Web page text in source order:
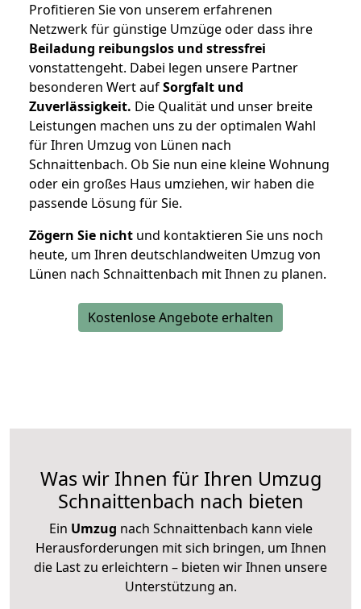
Profitieren Sie von unserem erfahrenen
Netzwerk für günstige Umzüge oder dass ihre
Beiladung reibungslos und stressfrei
vonstattengeht. Dabei legen unsere Partner
besonderen Wert aufSorgfalt und
Zuverlässigkeit. Die Qualität und unser breite
Leistungen machen uns zu der optimalen Wahl
für Ihren Umzug von Lünen nach
Schnaittenbach. Ob Sie nun eine kleine Wohnung
oder ein großes Haus umziehen, wir haben die
passende Lösung für Sie.
Zögern Sie nicht und kontaktieren Sie uns noch
heute, um Ihren deutschlandweiten Umzug von
Lünen nach Schnaittenbach mit Ihnen zu planen.
Kostenlose Angebote erhalten
Was wir Ihnen für Ihren Umzug
Schnaittenbach nach bieten
Ein Umzug nach Schnaittenbach kann viele
Herausforderungen mit sich bringen, um Ihnen
die Last zu erleichtern – bieten wir Ihnen unsere
Unterstützung an.